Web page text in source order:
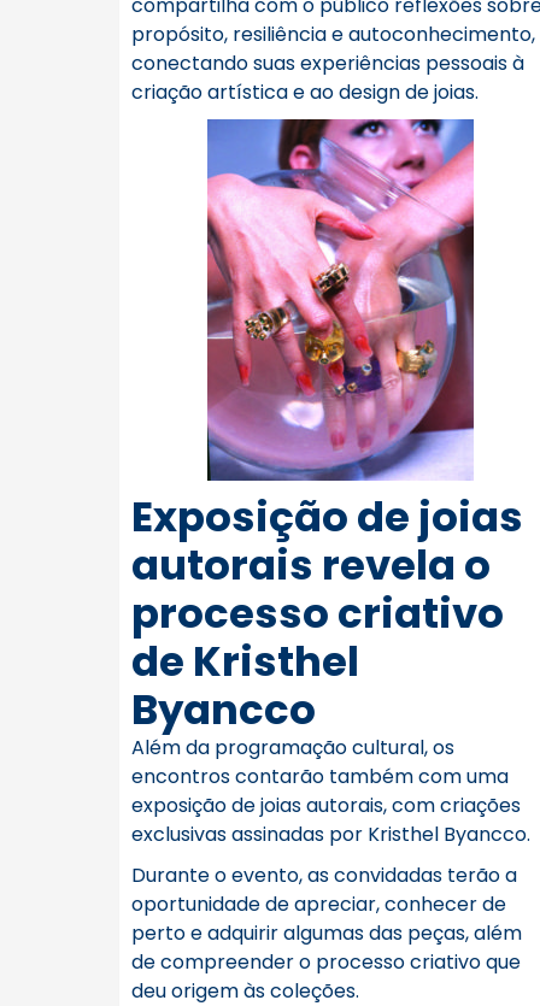
propósito, resiliência e autoconhecimento,
conectando suas experiências pessoais à
criação artística e ao design de joias.
Exposição de joias
autorais revela o
processo criativo
de Kristhel
Byancco
Além da programação cultural, os
encontros contarão também com uma
exposição de joias autorais, com criações
exclusivas assinadas por Kristhel Byancco.
Durante o evento, as convidadas terão a
oportunidade de apreciar, conhecer de
perto e adquirir algumas das peças, além
de compreender o processo criativo que
deu origem às coleções.